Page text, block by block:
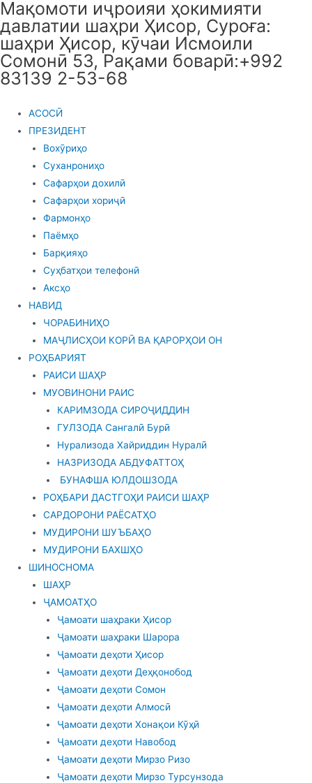
Skip
to
content
Мақомоти иҷроияи ҳокимияти
давлатии шаҳри Ҳисор, Суроға:
шаҳри Ҳисор, кӯчаи Исмоили
Сомонӣ 53, Рақами боварӣ:+992
83139 2-53-68
АСОСӢ
ПРЕЗИДЕНТ
Вохӯриҳо
Суханрониҳо
Сафарҳои дохилӣ
Сафарҳои хориҷӣ
Фармонҳо
Паёмҳо
Барқияҳо
Суҳбатҳои телефонӣ
Аксҳо
НАВИД
ЧОРАБИНИҲО
МАҶЛИСҲОИ КОРӢ ВА ҚАРОРҲОИ ОН
РОҲБАРИЯТ
РАИСИ ШАҲР
МУОВИНОНИ РАИС
КАРИМЗОДА СИРОҶИДДИН
ГУЛЗОДА Сангалӣ Бурӣ
Нурализода Хайриддин Нуралӣ
НАЗРИЗОДА АБДУФАТТОҲ
БУНАФША ЮЛДОШЗОДА
РОҲБАРИ ДАСТГОҲИ РАИСИ ШАҲР
САРДОРОНИ РАЁСАТҲО
МУДИРОНИ ШУЪБАҲО
МУДИРОНИ БАХШҲО
ШИНОСНОМА
ШАҲР
ҶАМОАТҲО
Ҷамоати шаҳраки Ҳисор
Ҷамоати шаҳраки Шарора
Ҷамоати деҳоти Ҳисор
Ҷамоати деҳоти Деҳқонобод
Ҷамоати деҳоти Сомон
Ҷамоати деҳоти Алмосӣ
Ҷамоати деҳоти Хонақои Кӯҳӣ
Ҷамоати деҳоти Навобод
Ҷамоати деҳоти Мирзо Ризо
Ҷамоати деҳоти Мирзо Турсунзода